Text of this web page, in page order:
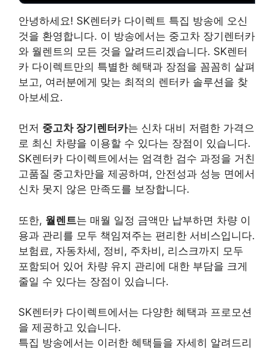
안녕하세요! SK렌터카 다이렉트 특집 방송에 오신
것을 환영합니다. 이 방송에서는 중고차 장기렌터카
와 월렌트의 모든 것을 알려드리겠습니다. SK렌터
카 다이렉트만의 특별한 혜택과 장점을 꼼꼼히 살펴
보고, 여러분에게 맞는 최적의 렌터카 솔루션을 찾
아보세요.
먼저 중고차 장기렌터카는 신차 대비 저렴한 가격으
로 최신 차량을 이용할 수 있다는 장점이 있습니다.
SK렌터카 다이렉트에서는 엄격한 검수 과정을 거친
고품질 중고차만을 제공하며, 안전성과 성능 면에서
신차 못지 않은 만족도를 보장합니다.
또한, 월렌트는 매월 일정 금액만 납부하면 차량 이
용과 관리를 모두 책임져주는 편리한 서비스입니다.
보험료, 자동차세, 정비, 주차비, 리스크까지 모두
포함되어 있어 차량 유지 관리에 대한 부담을 크게
줄일 수 있다는 장점이 있습니다.
SK렌터카 다이렉트에서는 다양한 혜택과 프로모션
을 제공하고 있습니다.
특집 방송에서는 이러한 혜택들을 자세히 알려드리